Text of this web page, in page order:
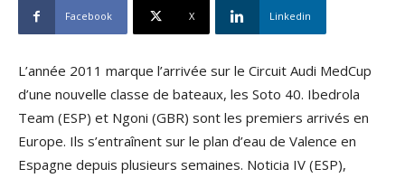
Facebook X Linkedin
L’année 2011 marque l’arrivée sur le Circuit Audi MedCup
d’une nouvelle classe de bateaux, les Soto 40. Ibedrola
Team (ESP) et Ngoni (GBR) sont les premiers arrivés en
Europe. Ils s’entraînent sur le plan d’eau de Valence en
Espagne depuis plusieurs semaines. Noticia IV (ESP),